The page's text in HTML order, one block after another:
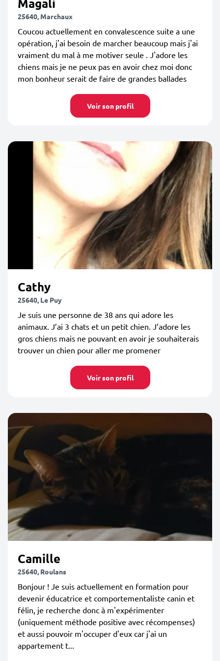
Magali
25640, Marchaux
Coucou actuellement en convalescence suite a une
opération, j'ai besoin de marcher beaucoup mais j'ai
vraiment du mal à me motiver seule . J'adore les
chiens mais je ne peux pas en avoir chez moi donc
mon bonheur serait de faire de grandes ballades
Voir son profil
Cathy
25640, Le Puy
Je suis une personne de 38 ans qui adore les
animaux. J’ai 3 chats et un petit chien. J’adore les
gros chiens mais ne pouvant en avoir je souhaiterais
trouver un chien pour aller me promener
Voir son profil
Camille
25640, Roulans
Bonjour ! Je suis actuellement en formation pour
devenir éducatrice et comportementaliste canin et
félin, je recherche donc à m'expérimenter
(uniquement méthode positive avec récompenses)
et aussi pouvoir m'occuper d'eux car j'ai un
appartement t...